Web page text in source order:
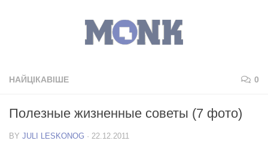
НАЙЦІКАВІШЕ 0
Полезные жизненные советы (7 фото)
BY JULI LESKONOG · 22.12.2011